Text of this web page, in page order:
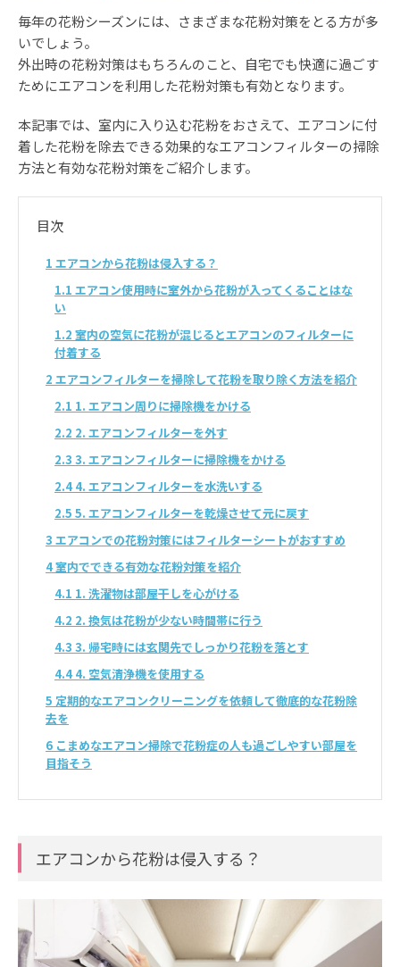
毎年の花粉シーズンには、さまざまな花粉対策をとる方が多
いでしょう。
外出時の花粉対策はもちろんのこと、自宅でも快適に過ごす
ためにエアコンを利用した花粉対策も有効となります。
本記事では、室内に入り込む花粉をおさえて、エアコンに付
着した花粉を除去できる効果的なエアコンフィルターの掃除
方法と有効な花粉対策をご紹介します。
目次
1 エアコンから花粉は侵入する？
1.1 エアコン使用時に室外から花粉が入ってくることはな
い
1.2 室内の空気に花粉が混じるとエアコンのフィルターに
付着する
2 エアコンフィルターを掃除して花粉を取り除く方法を紹介
2.1 1. エアコン周りに掃除機をかける
2.2 2. エアコンフィルターを外す
2.3 3. エアコンフィルターに掃除機をかける
2.4 4. エアコンフィルターを水洗いする
2.5 5. エアコンフィルターを乾燥させて元に戻す
3 エアコンでの花粉対策にはフィルターシートがおすすめ
4室内でできる有効な花粉対策を紹介
4.1 1. 洗濯物は部屋干しを心がける
4.2 2. 換気は花粉が少ない時間帯に行う
4.3 3. 帰宅時には玄関先でしっかり花粉を落とす
4.4 4. 空気清浄機を使用する
5 定期的なエアコンクリーニングを依頼して徹底的な花粉除
去を
6 こまめなエアコン掃除で花粉症の人も過ごしやすい部屋を
目指そう
エアコンから花粉は侵入する？